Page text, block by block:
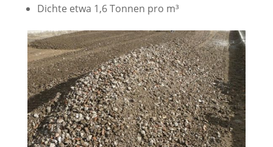
Dichte etwa 1,6 Tonnen pro m³